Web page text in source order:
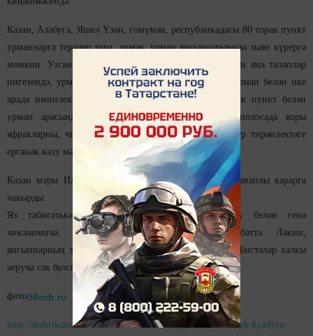
Казан, Алабуга, Яшел Үзән, гомүмән, республикадагы 80 торак пункт
урманнарга терәлеп тора, димәк, урман янгыннарыннан зыян күрергә
мөмкин. Узган елның 1 мартыннан гамәлгә кертелгән яңа таләпләр
нигезендә, урманга терәлеп торган торак пунктлар урман белән ике
арада иминлек полосасы булдырырга тиешләр. Торак пункт белән
урман арасында 10 метрдан да ким булмаган полосада коры
яфракларны, чыбык-чабыкны җыештыру яки 0,5 метр тирәнлектәге
ерганак казу мәҗбүри.
Казан мэры Илсур Метшин да вакытлы чикләүгә җаваплы карарга
чакырды.
Яз табигатькә чыгып, кош сайрауларын тыңлау белән генә
чикләнмичә, шашлык та кыздырасы килә, әлбәттә. Ләкин,
янгыннарның зур бәла-казалар китерүен онытмыйк. Бистәләр халкы
аеруча сак булсын иде, - диде мэр Илсур Метшин.
фото56orb.ru
http://shahrikazan.ru/news/yazmalar/15-mayga-kadr-shashlyk-kyzdyru-